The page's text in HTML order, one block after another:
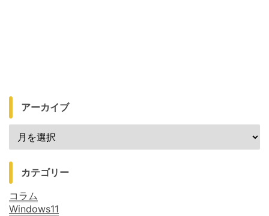
アーカイブ
カテゴリー
コラム
Windows11